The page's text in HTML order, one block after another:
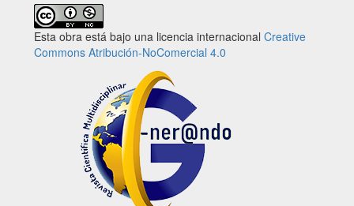
Esta obra está bajo una licencia internacional Creative
Commons Atribución-NoComercial 4.0